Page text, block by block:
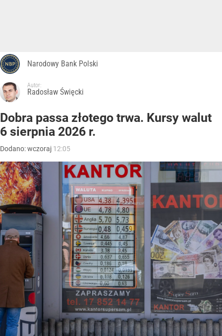
Narodowy Bank Polski
Autor:
Radosław Święcki
Dobra passa złotego trwa. Kursy walut
6 sierpnia 2026 r.
Dodano:wczoraj 12:05